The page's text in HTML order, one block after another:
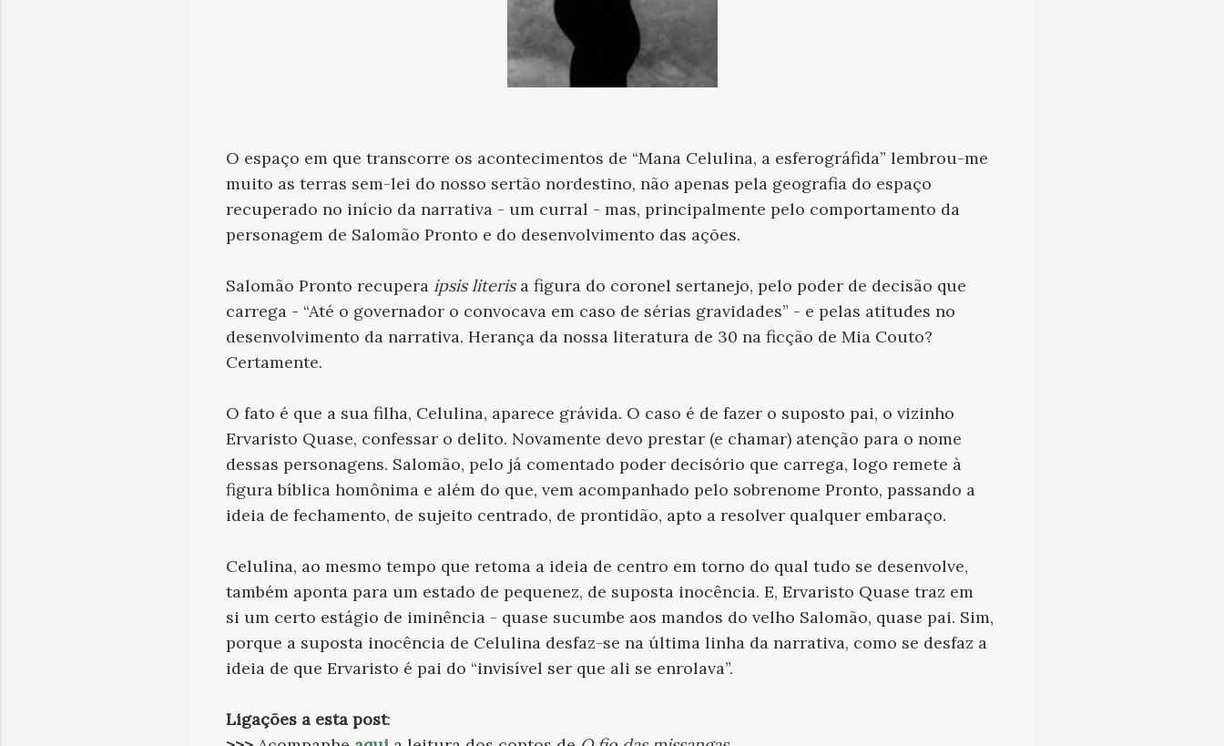
O espaço em que transcorre os acontecimentos de “Mana Celulina, a esferográfida” lembrou-me
muito as terras sem-lei do nosso sertão nordestino, não apenas pela geografia do espaço
recuperado no início da narrativa - um curral - mas, principalmente pelo comportamento da
personagem de Salomão Pronto e do desenvolvimento das ações.
Salomão Pronto recupera ipsis literisa figura do coronel sertanejo, pelo poder de decisão que
carrega - “Até o governador o convocava em caso de sérias gravidades” - e pelas atitudes no
desenvolvimento da narrativa. Herança da nossa literatura de 30 na ficção de Mia Couto?
Certamente.
O fato é que a sua filha, Celulina, aparece grávida. O caso é de fazer o suposto pai, o vizinho
Ervaristo Quase, confessar o delito. Novamente devo prestar (e chamar) atenção para o nome
dessas personagens. Salomão, pelo já comentado poder decisório que carrega, logo remete à
figura bíblica homônima e além do que, vem acompanhado pelo sobrenome Pronto, passando a
ideia de fechamento, de sujeito centrado, de prontidão, apto a resolver qualquer embaraço.
Celulina, ao mesmo tempo que retoma a ideia de centro em torno do qual tudo se desenvolve,
também aponta para um estado de pequenez, de suposta inocência. E, Ervaristo Quase traz em
si um certo estágio de iminência - quase sucumbe aos mandos do velho Salomão, quase pai. Sim,
porque a suposta inocência de Celulina desfaz-se na última linha da narrativa, como se desfaz a
ideia de que Ervaristo é pai do “invisível ser que ali se enrolava”.
Ligações a esta post: